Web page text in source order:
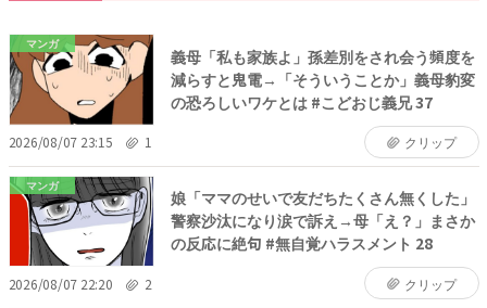
マンガ
義母「私も家族よ」孫差別をされ会う頻度を
減らすと鬼電→「そういうことか」義母豹変
の恐ろしいワケとは #こどおじ義兄 37
2026/08/07 23:15 1 クリップ
マンガ
娘「ママのせいで友だちたくさん無くした」
警察沙汰になり涙で訴え→母「え？」まさか
の反応に絶句 #無自覚ハラスメント 28
2026/08/07 22:20 2 クリップ